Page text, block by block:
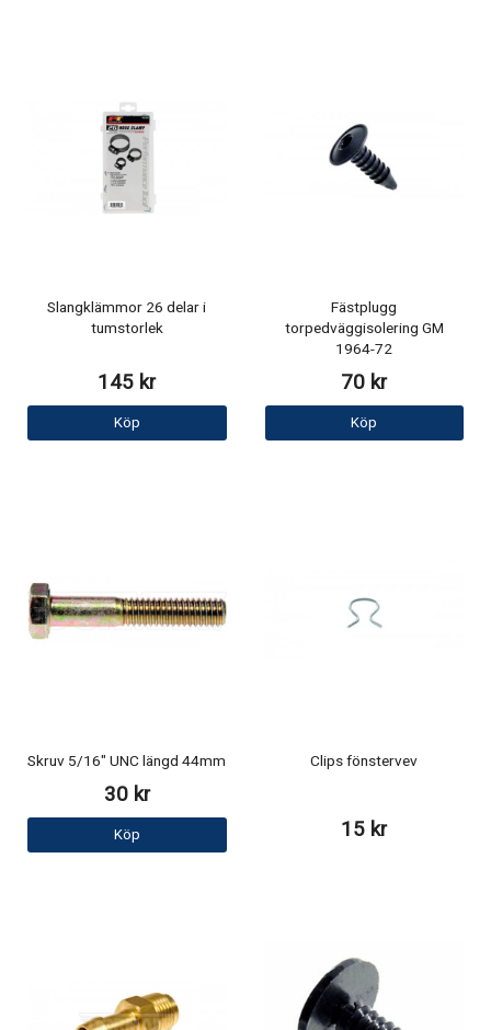
Slangklämmor 26 delar i
tumstorlek
145 kr
Köp
Fästplugg
torpedväggisolering GM
1964-72
70 kr
Köp
Skruv 5/16" UNC längd 44mm
30 kr
Köp
Clips fönstervev
15 kr